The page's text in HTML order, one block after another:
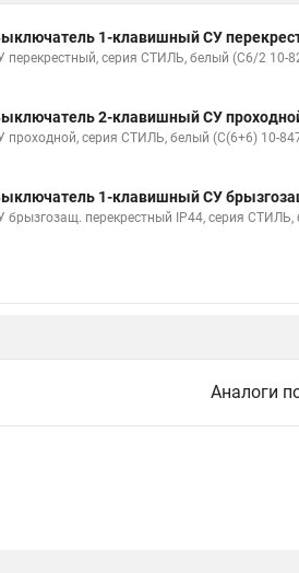
1-клавишный СУ
перекрестный, серия СТИЛЬ, белый (С6/2 10-
2-клавишный СУ
проходной, серия СТИЛЬ, белый (С(6+6) 10-
1-клавишный СУ
брызгозащ. перекрестный IP44, серия
Аналоги